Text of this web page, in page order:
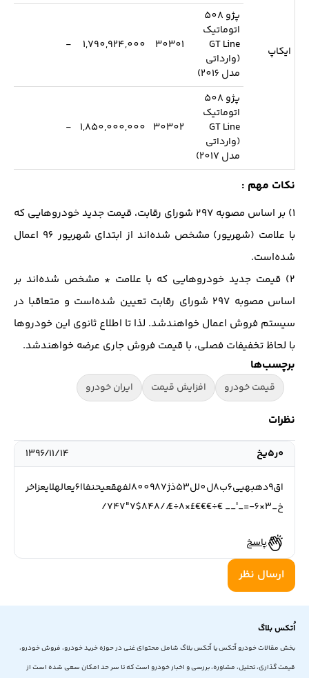
ایکاپ
پژو 508
اتوماتیک
GT Line
(وارداتی
مدل 2016)
30301
1,790,924,000
-
پژو 508
اتوماتیک
GT Line
(وارداتی
مدل 2017)
30302
1,850,000,000
-
نکات مهم :
1) بر اساس مصوبه 297 شورای رقابت، قیمت جدید خودروهایی که
با علامت (شهریور) مشخص شده‌اند از ابتدای شهریور 96 اعمال
شده‌است.
2) قیمت جدید خودروهایی که با علامت * مشخص شده‌اند بر
اساس مصوبه 297 شورای رقابت تعیین شده‌است و متعاقبا در
سیستم فروش اعمال خواهند‌شد. لذا تا اطلاع ثانوی این خودرو‌ها
با لحاظ تخفیفات فصلی، با قیمت فروش جاری عرضه خواهند‌شد.
برچسب‌ها
قیمت خودرو افزایش قیمت ایران خودرو
نظرات
0ر5یخ ۱۳۹۶/۱۱/۱۴
اق9دهبهیی6ب8ل0لل53ذژ800987لفهقعیحنفاا6یعالهلایعزاخر
خ_3×6-=_'__ €÷€€€£×8÷£//848$7"747/
پاسخ
ارسال نظر
اُتکس بلاگ
بخش مقالات خودرو اُتکس یا اُتکس بلاگ شامل محتوای غنی در حوزه خرید خودرو، فروش خودرو،
قیمت گذاری، تحلیل، مشاوره، بررسی و اخبار خودرو است که تا سر حد امکان سعی شده است از